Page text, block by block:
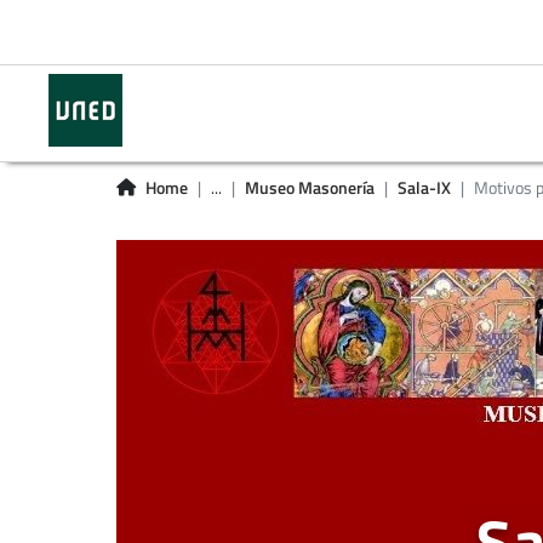
Home ... Museo Masonería Sala-IX Motivos